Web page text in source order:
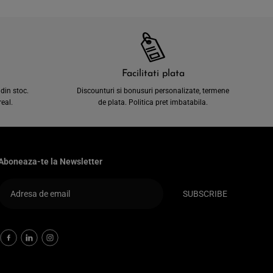
stoc.
Facilitati plata
Discounturi si bonusuri personalizate, termene
de plata. Politica pret imbatabila.
te la Newsletter
SUBSCRIBE